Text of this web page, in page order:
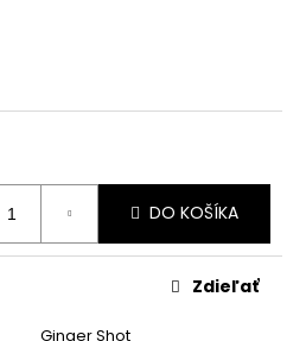
DO KOŠÍKA
Ginger Shot
Zdieľať